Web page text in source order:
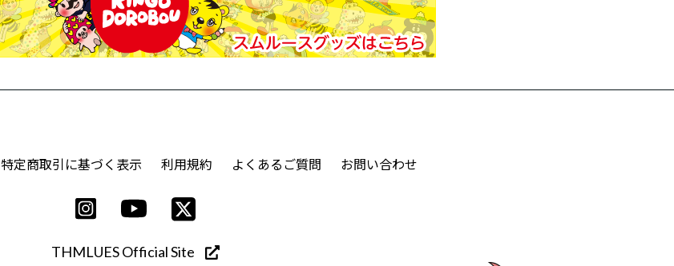
特定商取引に基づく表示 利用規約 よくあるご質問 お問い合わせ
THMLUES Official Site